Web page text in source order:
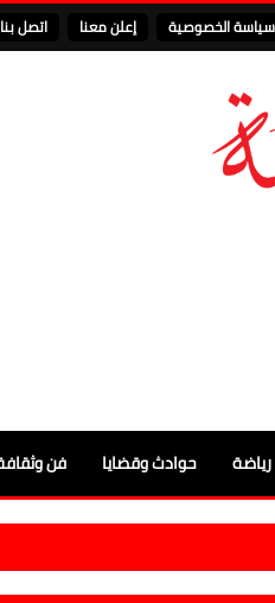
سياسة الخصوصية إعلن معنا اتصل بنا
رياضة حوادث وقضايا فن